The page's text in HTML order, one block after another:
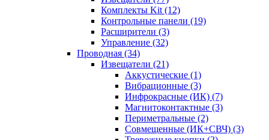
Комплекты Kit (12)
Контрольные панели (19)
Расширители (3)
Управление (32)
Проводная (34)
Извещатели (21)
Аккустические (1)
Вибрационные (3)
Инфрокрасные (ИК) (7)
Магнитоконтактные (3)
Периметральные (2)
Совмещенные (ИК+СВЧ) (3)